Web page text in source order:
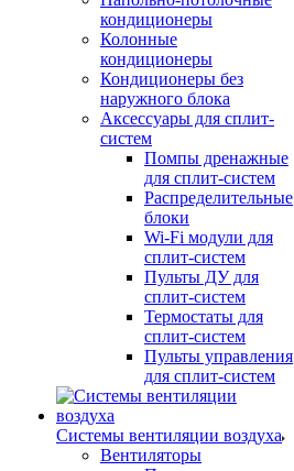
кондиционеры
Колонные
кондиционеры
Кондиционеры без
наружного блока
Аксессуары для сплит-
систем
Помпы дренажные
для сплит-систем
Распределительные
блоки
Wi-Fi модули для
сплит-систем
Пульты ДУ для
сплит-систем
Термостаты для
сплит-систем
Пульты управления
для сплит-систем
Системы вентиляции воздуха
Вентиляторы